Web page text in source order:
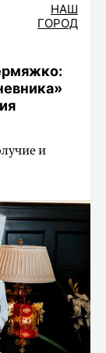
НАШ
ГОРОД
и